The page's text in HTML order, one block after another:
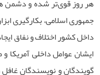
هر روز قوی‌تر شده و دشمن
جمهوری اسلامی، بکارگیری
داخل کشور اختلاف و نفاق
ایشان عوامل داخلی
گویندگان و نویسندگان غافل